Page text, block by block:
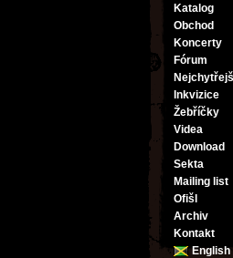
Katalog
Obchod
Koncerty
Fórum
Inkvizice
Žebříčky
Videa
Download
Sekta
Mailing list
Ofišl
Archiv
Kontakt
English